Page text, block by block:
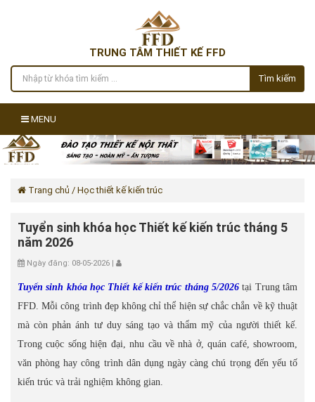
TRUNG TÂM THIẾT KẾ FFD
Tìm kiếm
MENU
Trang chủ / Học thiết kế kiến trúc
Tuyển sinh khóa học Thiết kế kiến trúc tháng 5
năm 2026
Ngày đăng: 08-05-2026 |
Tuyển sinh khóa học Thiết kế kiến trúc tháng 5/2026 tại Trung tâm
FFD. Mỗi công trình đẹp không chỉ thể hiện sự chắc chắn về kỹ thuật
mà còn phản ánh tư duy sáng tạo và thẩm mỹ của người thiết kế.
Trong cuộc sống hiện đại, nhu cầu về nhà ở, quán café, showroom,
văn phòng hay công trình dân dụng ngày càng chú trọng đến yếu tố
kiến trúc và trải nghiệm không gian.